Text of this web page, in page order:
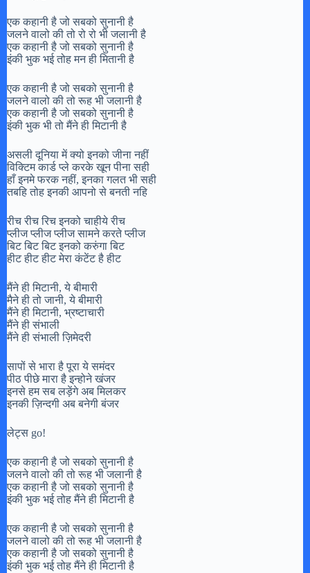
एक कहानी है जो सबको सुनानी है
जलने वालो की तो रो रो भी जलानी है
एक कहानी है जो सबको सुनानी है
इंकी भुक भई तोह मन ही मितानी है
एक कहानी है जो सबको सुनानी है
जलने वालो की तो रूह भी जलानी है
एक कहानी है जो सबको सुनानी है
इंकी भुक भी तो मैंने ही मिटानी है
असली दूनिया में क्यो इनको जीना नहीं
विक्टिम कार्ड प्ले करके खून पीना सही
हाँ इनमे फरक नहीं, इनका गलत भी सही
तबहि तोह इनकी आपनो से बनती नहि
रीच रीच रिच इनको चाहीये रीच
प्लीज प्लीज प्लीज सामने करते प्लीज
बिट बिट बिट इनको करुंगा बिट
हीट हीट हीट मेरा कंटेंट है हीट
मैंने ही मिटानी, ये बीमारी
मैने ही तो जानी, ये बीमारी
मैंने ही मिटानी, भ्रष्टाचारी
मैंने ही संभाली
मैंने ही संभाली ज़िमेदरी
सापों से भारा है पूरा ये समंदर
पीठ पीछे मारा है इन्होने खंजर
इनसे हम सब लड़ेंगे अब मिलकर
इनकी ज़िन्दगी अब बनेगी बंजर
लेट्स go!
एक कहानी है जो सबको सुनानी है
जलने वालो की तो रूह भी जलानी है
एक कहानी है जो सबको सुनानी है
इंकी भुक भई तोह मैंने ही मिटानी है
एक कहानी है जो सबको सुनानी है
जलने वालो की तो रूह भी जलानी है
एक कहानी है जो सबको सुनानी है
इंकी भुक भई तोह मैंने ही मिटानी है